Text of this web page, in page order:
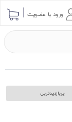
ورود یا عضویت
پربازدیدترین